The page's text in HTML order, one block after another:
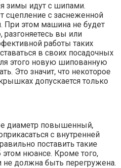
зимы идут с шипами.
с заснеженной
При этом машина не будет
разгоняетесь вы или
работы таких
в своих посадочных
этого новую шипованную
Это значит, что некоторое
допускается только
диаметр повышенный,
с внутренней
поставить такие
нюансе. Кроме того,
не должна быть перегружена.